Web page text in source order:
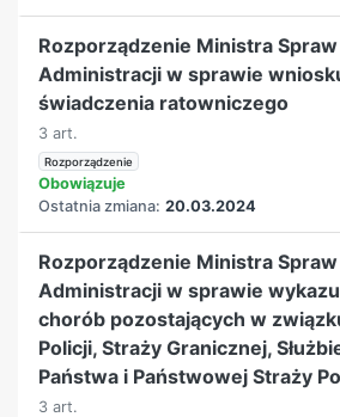
Rozporządzenie Ministra
Administracji w sprawie
świadczenia ratowniczego
3 art.
Rozporządzenie
Obowiązuje
Ostatnia zmiana: 20.03.2024
Rozporządzenie Ministra
Administracji w sprawie
chorób pozostających w
Policji, Straży Granicznej,
Państwa i Państwowej Straży
3 art.